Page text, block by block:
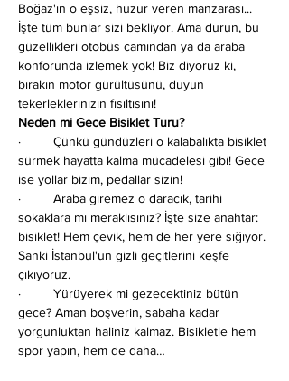
Boğaz'ın o eşsiz, huzur veren manzarası...
İşte tüm bunlar sizi bekliyor. Ama durun, bu
güzellikleri otobüs camından ya da araba
konforunda izlemek yok! Biz diyoruz ki,
bırakın motor gürültüsünü, duyun
tekerleklerinizin fısıltısını!
Neden mi Gece Bisiklet Turu?
·         Çünkü gündüzleri o kalabalıkta bisiklet
sürmek hayatta kalma mücadelesi gibi! Gece
ise yollar bizim, pedallar sizin!
·         Araba giremez o daracık, tarihi
sokaklara mı meraklısınız? İşte size anahtar:
bisiklet! Hem çevik, hem de her yere sığıyor.
Sanki İstanbul'un gizli geçitlerini keşfe
çıkıyoruz.
·         Yürüyerek mi gezecektiniz bütün
gece? Aman boşverin, sabaha kadar
yorgunluktan haliniz kalmaz. Bisikletle hem
spor yapın, hem de daha…